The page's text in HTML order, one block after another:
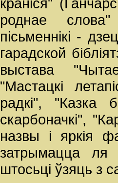
роднае слова"
пісьменнікі -
гарадской
выстава
"Мастацкі
радкі", "Казка
скарбоначкі",
назвы і яркія
затрымацца ля
штосьці ўзяць з